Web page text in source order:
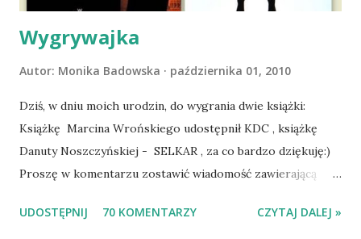
Dopier...
Wygrywajka
Autor: Monika Badowska października 01, 2010
Dziś, w dniu moich urodzin, do wygrania dwie książki:
Książkę Marcina Wrońskiego udostępnił KDC , książkę
Danuty Noszczyńskiej - SELKAR , za co bardzo dziękuję:)
Proszę w komentarzu zostawić wiadomość zawierającą
Losowanie odbędzie się w niedzielę o 8:00. Zapraszam
UDOSTĘPNIJ 70 KOMENTARZY CZYTAJ DALEJ »